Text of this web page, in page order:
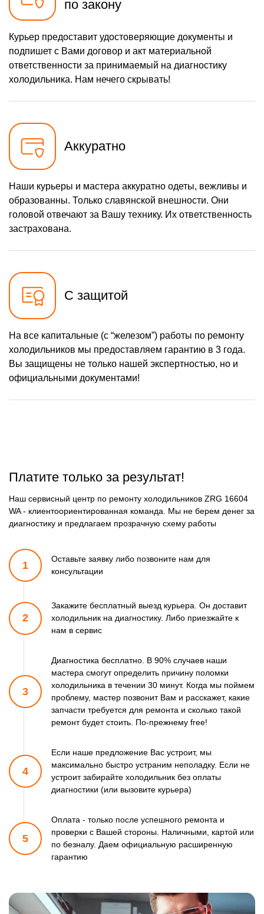
по закону
Курьер предоставит удостоверяющие документы и
подпишет с Вами договор и акт материальной
ответственности за принимаемый на диагностику
холодильника. Нам нечего скрывать!
Аккуратно
Наши курьеры и мастера аккуратно одеты, вежливы и
образованны. Только славянской внешности. Они
головой отвечают за Вашу технику. Их ответственность
застрахована.
С защитой
На все капитальные (с “железом”) работы по ремонту
холодильников мы предоставляем гарантию в 3 года.
Вы защищены не только нашей экспертностью, но и
официальными документами!
Платите только за результат!
Наш сервисный центр по ремонту холодильников ZRG 16604
WA - клиентоориентированная команда. Мы не берем денег за
диагностику и предлагаем прозрачную схему работы
1
Оставьте заявку либо позвоните нам для
консультации
2
Закажите бесплатный выезд курьера. Он доставит
холодильник на диагностику. Либо приезжайте к
нам в сервис
3
Диагностика бесплатно. В 90% случаев наши
мастера смогутопределить причину поломки
холодильника в течении 30 минут. Когда мы поймем
проблему, мастер позвонит Вам и расскажет, какие
запчасти требуется для ремонта и сколько такой
ремонтбудет стоить. По-прежнему free!
4
Если наше предложение Вас устроит, мы
максимально быстро устраним неполадку. Если не
устроит забирайте холодильник без оплаты
диагностики (или вызовите курьера)
5
Оплата - только после успешного ремонта и
проверки с Вашей стороны. Наличными, картой или
по безналу. Даем официальную расширенную
гарантию